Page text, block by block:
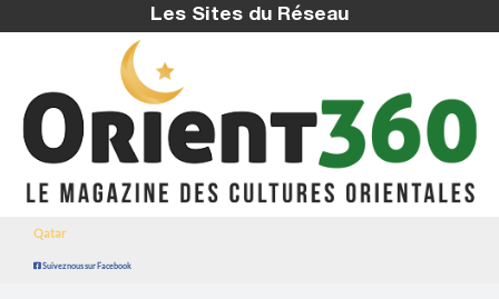
Les Sites du Réseau
Qatar
Suivez nous sur Facebook